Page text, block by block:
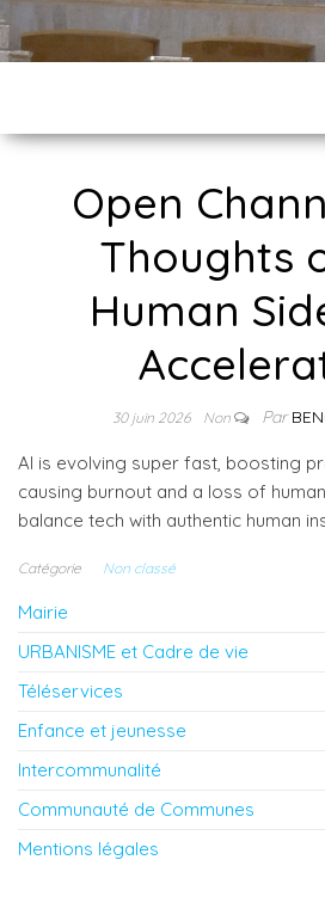
Open
Thoughts
Human
30 juin 2026 Non Par
AI is evolving super fast, boosting
causing burnout and a loss of
balance tech with authentic human
Catégorie Non classé
Mairie
URBANISME et Cadre de vie
Téléservices
Enfance et jeunesse
Intercommunalité
Communauté de Communes
Mentions légales